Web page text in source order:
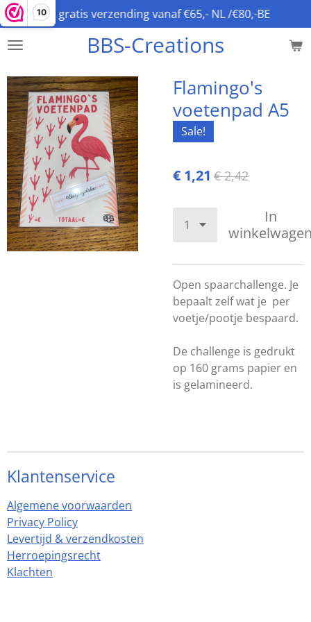
10
Ga
direct
naar
hoofdinhoud
BBS-Creations
gratis verzending vanaf €65,- NL /€80,-BE
Flamingo's
voetenpad A5
Sale!
€ 1,21 € 2,42
In
Open spaarchallenge. Je
bepaalt zelf wat je per
voetje/pootje bespaard.
De challenge is gedrukt
op 160 grams papier en
is gelamineerd.
Klantenservice
Algemene voorwaarden
Privacy Policy
Levertijd & verzendkosten
Herroepingsrecht
Klachten